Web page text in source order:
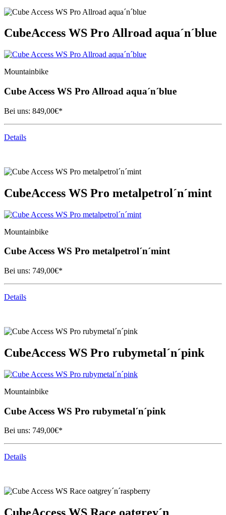
CubeAccess WS Pro Allroad aqua´n´blue
Mountainbike
Cube Access WS Pro Allroad aqua´n´blue
Bei uns: 849,00€*
Details
CubeAccess WS Pro metalpetrol´n´mint
Mountainbike
CubeAccess WS Pro metalpetrol´n´mint
Bei uns: 749,00€*
Details
CubeAccess WS Pro rubymetal´n´pink
Mountainbike
Cube Access WS Pro rubymetal´n´pink
Bei uns: 749,00€*
Details